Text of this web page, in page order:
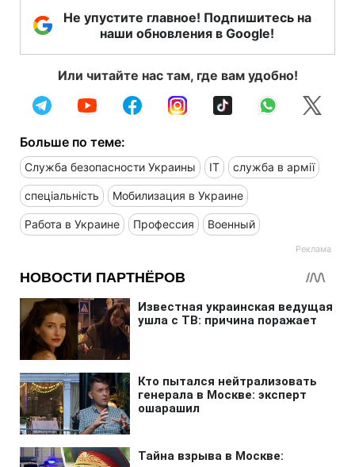
Не упустите главное! Подпишитесь на
наши обновления в Google!
Или читайте нас там, где вам удобно!
Больше по теме:
Служба безопасности Украины IT служба в армії
спеціальність Мобилизация в Украине
Работа в Украине Профессия Военный